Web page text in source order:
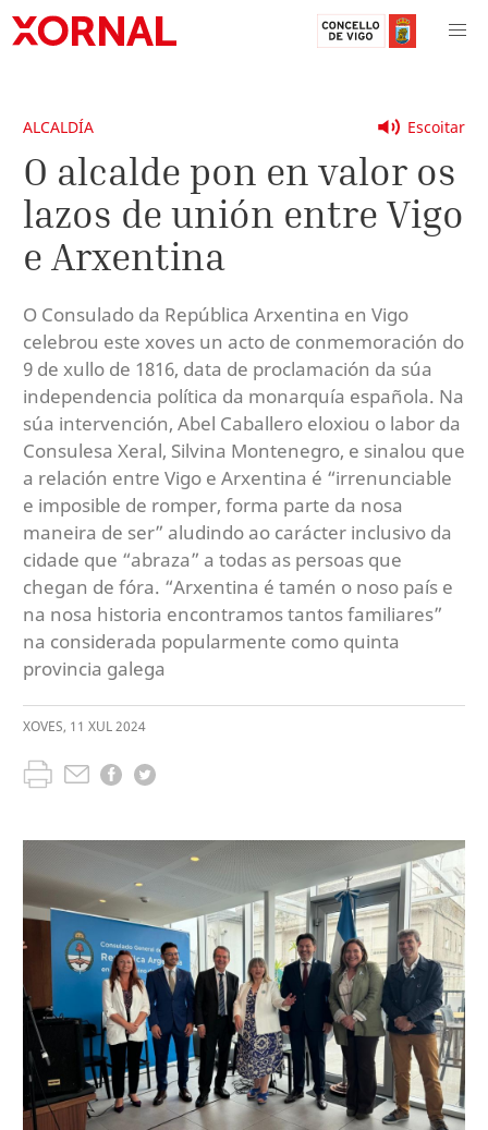
Escoitar
ALCALDÍA
O alcalde pon en valor os
lazos de unión entre Vigo
e Arxentina
O Consulado da República Arxentina en Vigo
celebrou este xoves un acto de conmemoración do
9 de xullo de 1816, data de proclamación da súa
independencia política da monarquía española. Na
súa intervención, Abel Caballero eloxiou o labor da
Consulesa Xeral, Silvina Montenegro, e sinalou que
a relación entre Vigo e Arxentina é “irrenunciable
e imposible de romper, forma parte da nosa
maneira de ser” aludindo ao carácter inclusivo da
cidade que “abraza” a todas as persoas que
chegan de fóra. “Arxentina é tamén o noso país e
na nosa historia encontramos tantos familiares”
na considerada popularmente como quinta
provincia galega
XOVES, 11 XUL2024